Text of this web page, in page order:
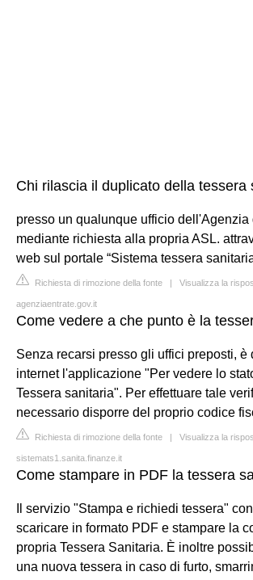
Chi rilascia il duplicato della tessera
presso un qualunque ufficio dell'Agenzia
mediante richiesta alla propria ASL.
web sul portale “Sistema tessera
Richiesta di rimozione della fonte | Visualizza la
agenziaentrate.gov.it
Come vedere a che punto è la
Senza recarsi presso gli uffici preposti, è
internet l'applicazione "Per vedere lo
Tessera sanitaria". Per effettuare tale
necessario disporre del proprio codice
Richiesta di rimozione della fonte | Visualizza la
sistemats1.sanita.finanze.it
Come stampare in PDF la tessera
Il servizio "Stampa e richiedi tessera"
scaricare in formato PDF e stampare la
propria Tessera Sanitaria. È inoltre
una nuova tessera in caso di furto,